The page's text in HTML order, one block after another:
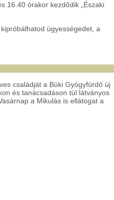
16.40 órakor kezdődik „Északi
ügyességedet, a
családját a Büki Gyógyfürdő új
és tanácsadáson túl látványos
a Mikulás is ellátogat a